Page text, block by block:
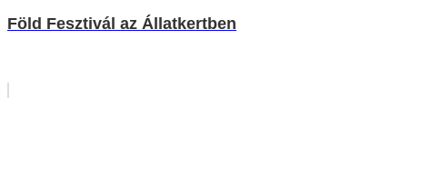
Föld Fesztivál az Állatkertben